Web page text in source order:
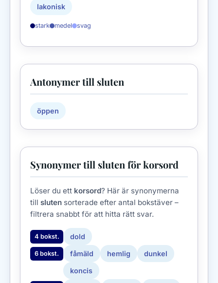
lakonisk
stark medel svag
Antonymer till sluten
öppen
Synonymer till sluten för korsord
Löser du ett korsord? Här är synonymerna
till sluten sorterade efter antal bokstäver –
filtrera snabbt för att hitta rätt svar.
4 bokst. dold
6 bokst. fåmäld hemlig dunkel
koncis